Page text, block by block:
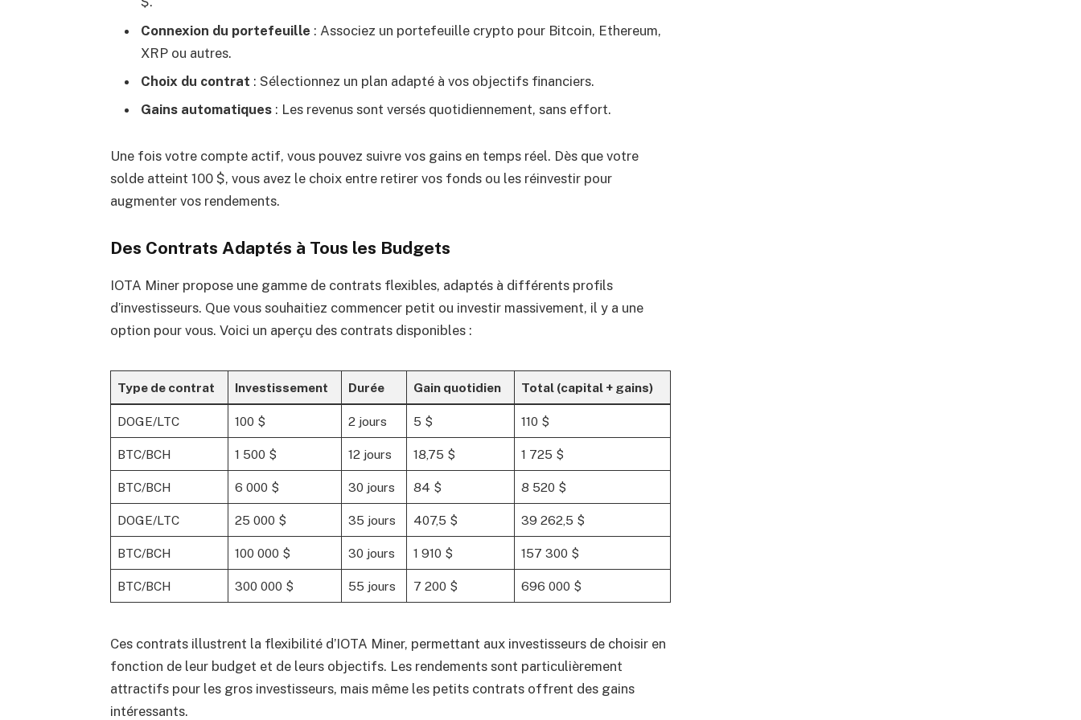
Connexion du portefeuille : Associez un portefeuille crypto pour Bitcoin, Ethereum,
XRP ou autres.
Choix du contrat : Sélectionnez un plan adapté à vos objectifs financiers.
Gains automatiques: Les revenus sont versés quotidiennement, sans effort.
Une fois votre compte actif, vous pouvez suivre vos gains en temps réel. Dès que votre
solde atteint 100 $, vous avez le choix entre retirer vos fonds ou les réinvestir pour
augmenter vos rendements.
Des Contrats Adaptés à Tous les Budgets
IOTA Miner propose une gamme de contrats flexibles, adaptés à différents profils
d’investisseurs. Que vous souhaitiez commencer petit ou investir massivement, il y a une
option pour vous. Voici un aperçu des contrats disponibles :
Type de contrat Investissement Durée Gain quotidien Total (capital + gains)
DOGE/LTC 100 $ 2 jours 5 $ 110 $
BTC/BCH 1 500 $ 12 jours 18,75 $ 1 725 $
BTC/BCH 6 000 $ 30 jours 84 $ 8 520 $
DOGE/LTC 25 000 $ 35 jours 407,5 $ 39 262,5 $
BTC/BCH 100 000 $ 30 jours 1 910 $ 157 300 $
BTC/BCH 300 000 $ 55 jours 7 200 $ 696 000 $
Ces contrats illustrent la flexibilité d’IOTA Miner, permettant aux investisseurs de choisir en
fonction de leur budget et de leurs objectifs. Les rendements sont particulièrement
attractifs pour les gros investisseurs, mais même les petits contrats offrent des gains
intéressants.